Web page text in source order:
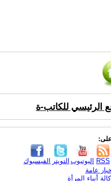
الرئيسي للكاتب-ة
على:
الفيسبوك التويتر اليوتيوب RSS
عامة
أنباء المرأة